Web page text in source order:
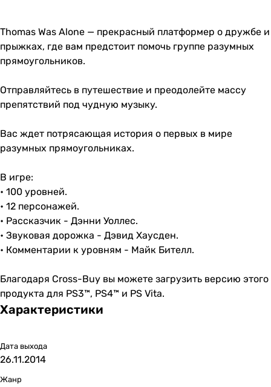
Thomas Was Alone — прекрасный платформер о дружбе и
прыжках, где вам предстоит помочь группе разумных
прямоугольников.
Отправляйтесь в путешествие и преодолейте массу
препятствий под чудную музыку.
Вас ждет потрясающая история о первых в мире
разумных прямоугольниках.
В игре:
• 100 уровней.
• 12 персонажей.
• Рассказчик - Дэнни Уоллес.
• Звуковая дорожка - Дэвид Хаусден.
• Комментарии к уровням - Майк Бителл.
Благодаря Cross-Buy вы можете загрузить версию этого
продукта для PS3™, PS4™ и PS Vita.
Характеристики
Дата выхода
26.11.2014
Жанр